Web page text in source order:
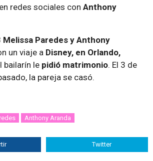
redes sociales con Anthony
Melissa Paredes y Anthony
un viaje a Disney, en Orlando,
bailarín le pidió matrimonio. El 3 de
la pareja se casó.
Anthony Aranda
Twitter